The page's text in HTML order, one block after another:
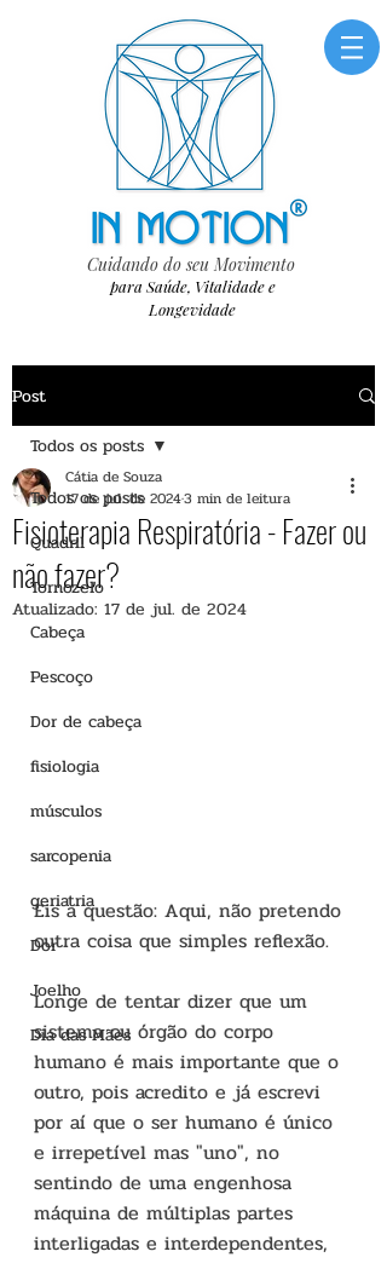
Cuidando do seu Movimento
para Saúde, Vitalidade e
Longevidade
Post
Todos os posts
Quadril
Tornozelo
Cabeça
Pescoço
Dor de cabeça
fisiologia
músculos
sarcopenia
geriatria
Dor
Joelho
Dia das Mães
Todos os posts
Fisioterapia Respiratória - Fazer ou
não fazer?
Cátia de Souza
17 de jul. de 20243 min de leitura
Atualizado: 17 de jul. de 2024
Eis a questão: Aqui, não pretendo
outra coisa que simples reflexão.
Longe de tentar dizer que um
sistema ou órgão do corpo
humano é mais importante que o
outro, pois acredito e já escrevi
por aí que o ser humano é único
e irrepetível mas "uno", no
sentindo de uma engenhosa
máquina de múltiplas partes
interligadas e interdependentes,